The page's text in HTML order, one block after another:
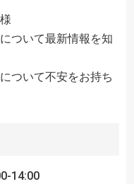
ついて最新情報を知
ついて不安をお持ち
14:00